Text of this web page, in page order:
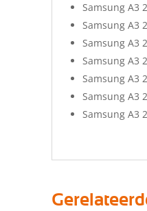
Samsung A3
Samsung A3
Samsung A3
Samsung A3
Samsung A3
Samsung A3
Samsung A3